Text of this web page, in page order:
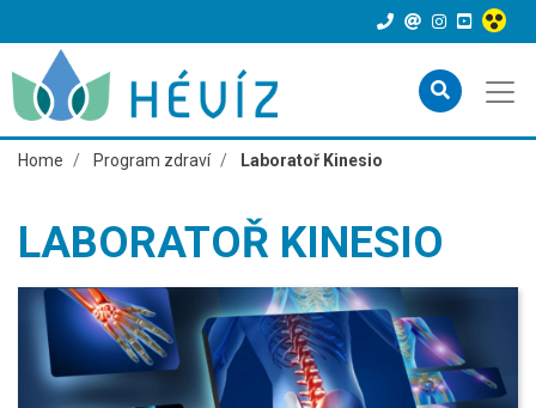
Home Program zdraví Laboratoř Kinesio
LABORATOŘ KINESIO